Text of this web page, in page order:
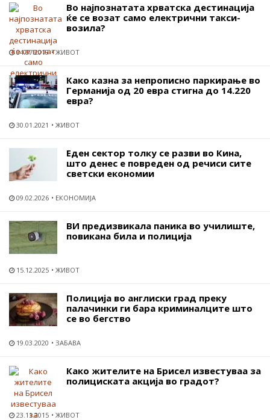
Во најпознатата хрватска дестинација
ќе се возат само електрични такси-
возила?
04.07.2019 ЖИВОТ
Како казна за непрописно паркирање во
Германија од 20 евра стигна до 14.220
евра?
30.01.2021 ЖИВОТ
Еден сектор толку се разви во Кина,
што денес е повреден од речиси сите
светски економии
09.02.2026 ЕКОНОМИЈА
ВИ предизвикала паника во училиште,
повикана била и полиција
15.12.2025 ЖИВОТ
Полиција во англиски град преку
палачинки ги бара криминалците што
се во бегство
19.03.2020 ЗАБАВА
Како жителите на Брисел известуваа за
полициската акција во градот?
23.11.2015 ЖИВОТ